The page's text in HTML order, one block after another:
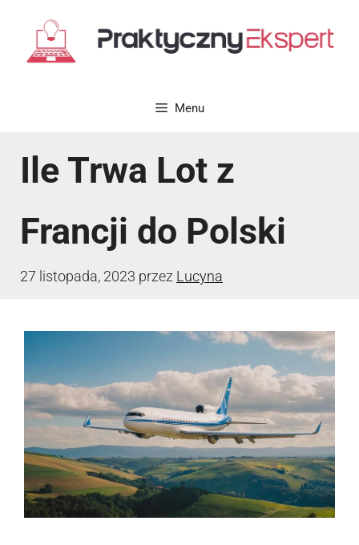
Menu
Ile Trwa Lot z
Francji do Polski
27 listopada, 2023 przez Lucyna